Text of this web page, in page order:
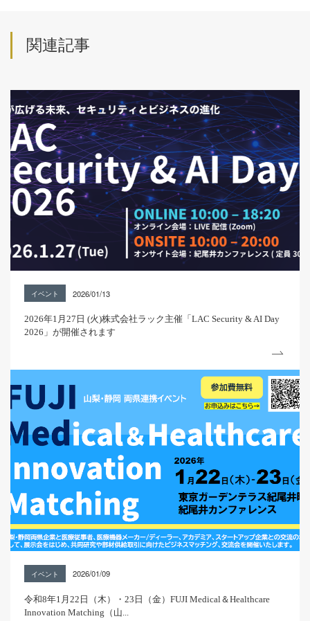
関連記事
イベント 2026/01/13
2026年1月27日 (火)株式会社ラック主催「LAC Security & AI Day
2026」が開催されます
イベント 2026/01/09
令和8年1月22日（木）・23日（金）FUJI Medical＆Healthcare
Innovation Matching（山...